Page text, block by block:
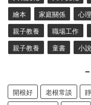
繪本 家庭關係 心
親子教養 職場工作
親子教養 童書 小說
開根好 老根常談